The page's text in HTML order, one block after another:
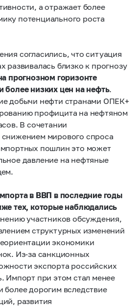
а отражает более
потенциального роста
согласились, что ситуация
развивалась близко к прогнозу
прогнозном горизонте
более низких цен на нефть.
добычи нефти странами ОПЕК+
профицита на нефтяном
В сочетании
мирового спроса
пошлин это может
давление на нефтяные
в ВВП в последние годы
тех, которые наблюдались
участников обсуждения,
структурных изменений
экономики
Из-за санкционных
экспорта российских
Импорт при этом стал менее
более дорогим вследствие
развития